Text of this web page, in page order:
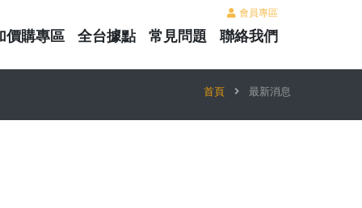
會員專區
價購專區 全台據點 常見問題 聯絡我們
首頁 最新消息